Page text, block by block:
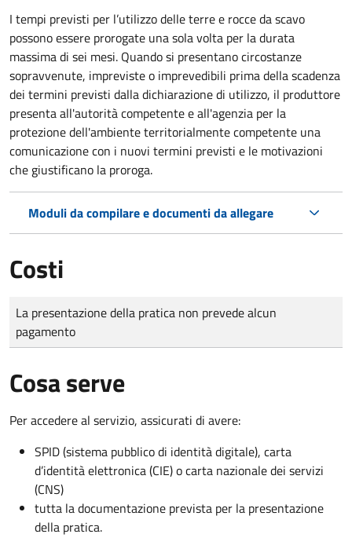
I tempi previsti per l’utilizzo delle terre e rocce da scavo
possono essere prorogate una sola volta per la durata
massima di sei mesi. Quando si presentano circostanze
sopravvenute, impreviste o imprevedibili prima della scadenza
dei termini previsti dalla dichiarazione di utilizzo, il produttore
presenta all'autorità competente e all'agenzia per la
protezione dell'ambiente territorialmente competente una
comunicazione con i nuovi termini previsti e le motivazioni
che giustificano la proroga.
Moduli da compilare e documenti da allegare
Costi
Tipo di pagamento
Importo
La presentazione della pratica non prevede alcun
pagamento
Cosa serve
Per accedere al servizio, assicurati di avere:
SPID (sistema pubblico di identità digitale), carta
d’identità elettronica (CIE) o carta nazionale dei servizi
(CNS)
tutta la documentazione prevista per la presentazione
della pratica.